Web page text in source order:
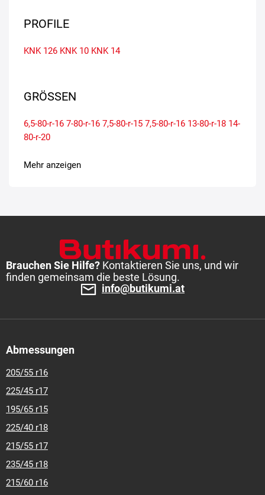
PROFILE
KNK 126 KNK 10 KNK 14
GRÖSSEN
6,5-80-r-16 7-80-r-16 7,5-80-r-15 7,5-80-r-16 13-80-r-18 14-
80-r-20
Mehr anzeigen
Brauchen Sie Hilfe? Kontaktieren Sie uns, und wir
finden gemeinsam die beste Lösung.
info@butikumi.at
Abmessungen
205/55 r16
225/45 r17
195/65 r15
225/40 r18
215/55 r17
235/45 r18
215/60 r16